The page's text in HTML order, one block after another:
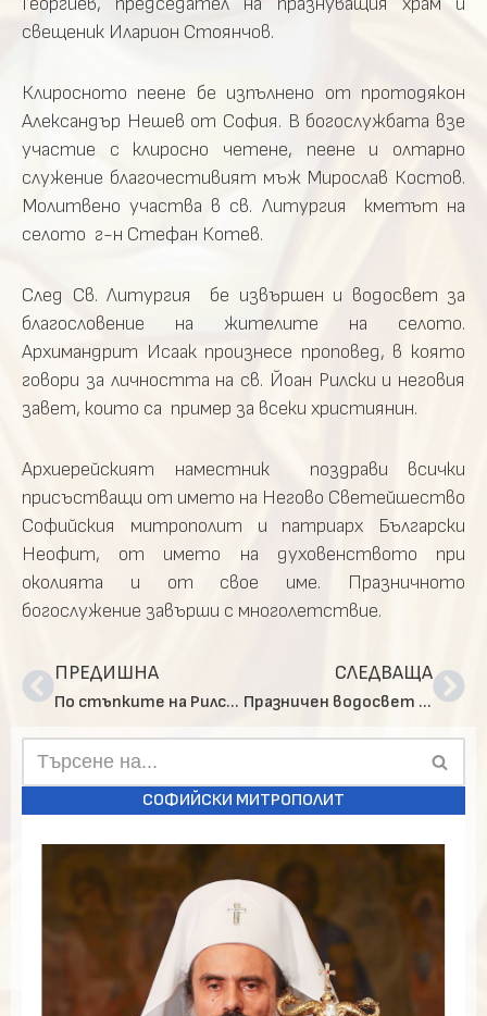
свещеник Иларион Стоянчов.
Клиросното пеене бе изпълнено от протодякон
Александър Нешев от София. В богослужбата взе
участие с клиросно четене, пеене и олтарно
служение благочестивият мъж Мирослав Костов.
Молитвено участва в св. Литургия кметът на
селото г-н Стефан Котев.
След Св. Литургия бе извършен и водосвет за
благословение на жителите на селото.
Архимандрит Исаак произнесе проповед, в която
говори за личността на св. Йоан Рилски и неговия
завет, които са пример за всеки християнин.
Архиерейският наместник поздрави всички
присъстващи от името на Негово Светейшество
Софийския митрополит и патриарх Български
Неофит, от името на духовенството при
околията и от свое име. Празничното
богослужение завърши с многолетствие.
ПРЕДИШНА
По стъпките на Рилския светец в Кюстендилско
СЛЕДВАЩА
Празничен водосвет в Административния съд на град Кюстендил
СОФИЙСКИ МИТРОПОЛИТ